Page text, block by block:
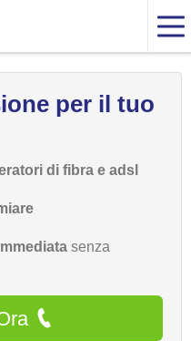
per il tuo
di fibra e adsl
senza